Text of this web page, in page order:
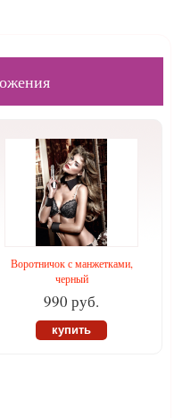
Воротничок с манжетками,
черный
990 руб.
купить